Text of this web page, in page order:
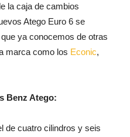
la caja de cambios
Atego Euro 6 se
ya conocemos de otras
marca como los Econic,
Benz Atego:
de cuatro cilindros y seis